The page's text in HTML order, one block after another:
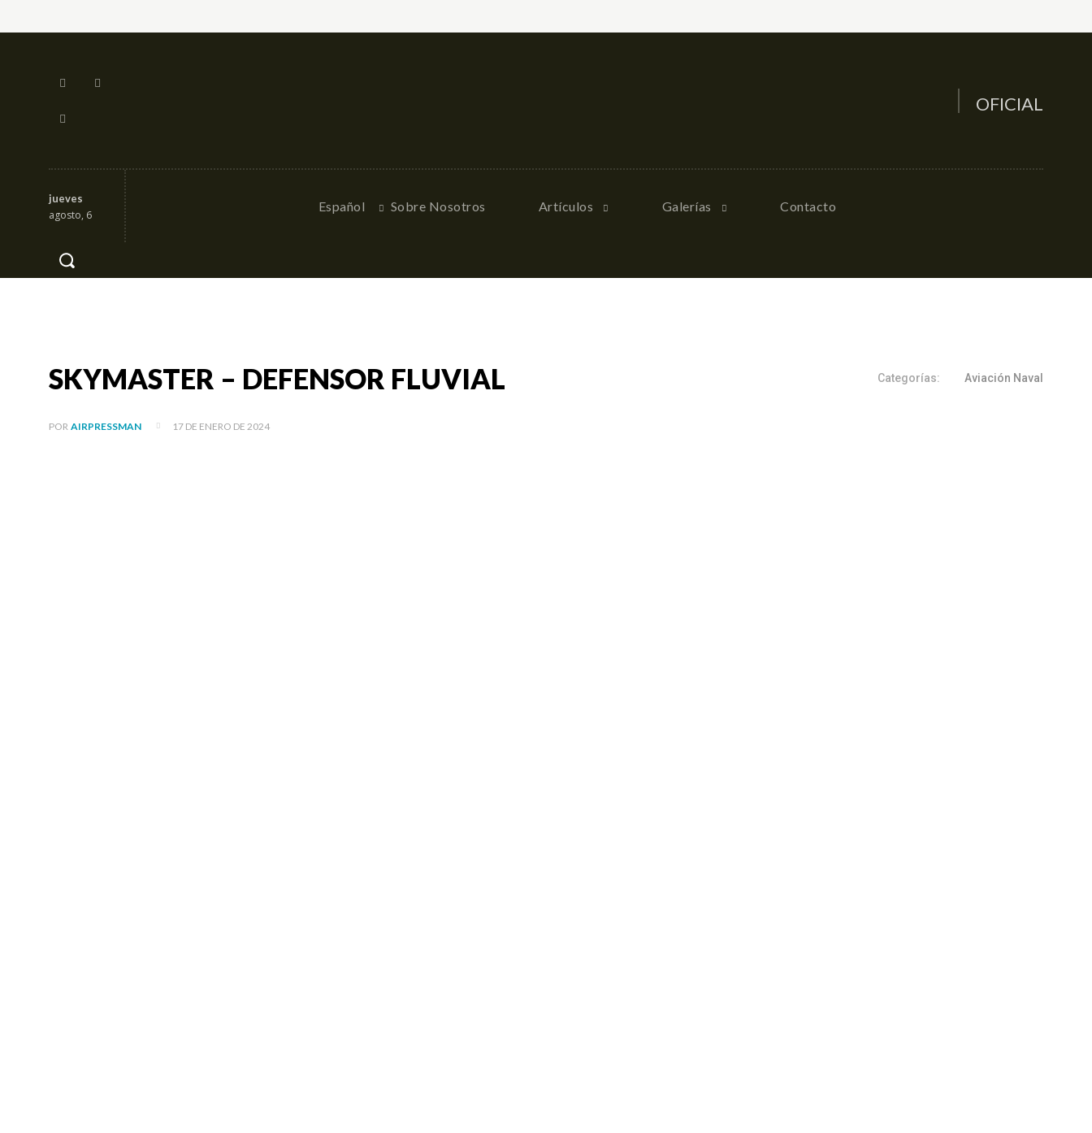
OFICIAL
jueves
agosto, 6
Español Sobre Nosotros Artículos Galerías Contacto
SKYMASTER – DEFENSOR FLUVIAL Categorías: Aviación Naval
POR AIRPRESSMAN 17 DE ENERO DE 2024